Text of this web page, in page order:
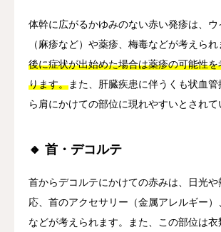
体幹に広がるかゆみのない赤い発疹は、ウ
（麻疹など）や薬疹、梅毒などが考えられ
後に症状が出始めた場合は薬疹の可能性
ります。また、肝臓疾患に伴うくも状血
ら肩にかけての部位に現れやすいとされて
🔸 首・デコルテ
首からデコルテにかけての赤みは、日光や
応、首のアクセサリー（金属アレルギー
などが考えられます。また、この部位は